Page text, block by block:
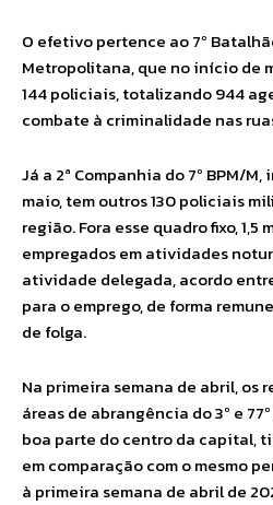
O efetivo pertence ao 7º
Metropolitana, que no início de
144 policiais, totalizando 944
combate à criminalidade nas
Já a 2ª Companhia do 7º BPM/
maio, tem outros 130 policiais
região. Fora esse quadro fixo, 1,5
empregados em atividades
atividade delegada, acordo
para o emprego, de forma
de folga.
Na primeira semana de abril, os
áreas de abrangência do 3º e
boa parte do centro da capital,
em comparação com o mesmo
à primeira semana de abril de